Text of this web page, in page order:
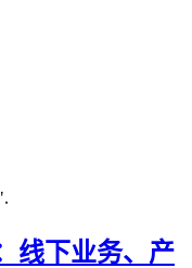
线下业务、产